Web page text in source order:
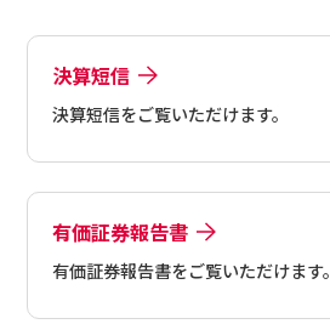
決算短信
決算短信をご覧いただけます。
有価証券報告書
有価証券報告書をご覧いただけます。